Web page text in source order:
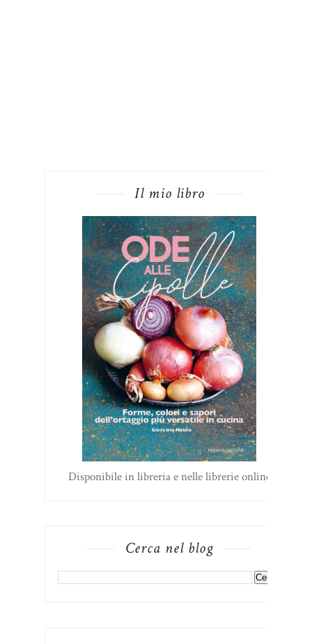
Il mio libro
Disponibile in libreria e nelle librerie online
Cerca nel blog